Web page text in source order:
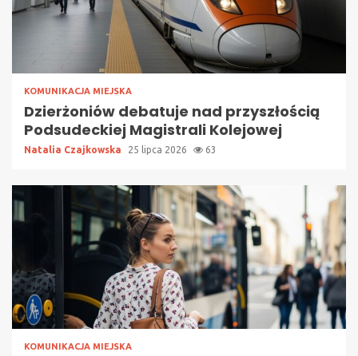
KOMUNIKACJA MIEJSKA
Dzierżoniów debatuje nad przyszłością
Podsudeckiej Magistrali Kolejowej
Natalia Czajkowska 25 lipca 2026 63
KOMUNIKACJA MIEJSKA